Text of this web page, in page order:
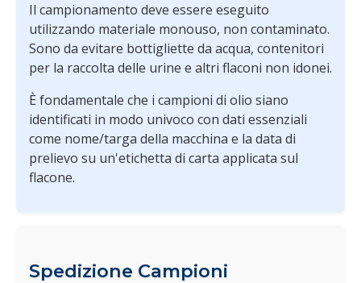
Il campionamento deve essere eseguito
utilizzando materiale monouso, non contaminato.
Sono da evitare bottigliette da acqua, contenitori
per la raccolta delle urine e altri flaconi non idonei.
È fondamentale che i campioni di olio siano
identificati in modo univoco con dati essenziali
come nome/targa della macchina e la data di
prelievo su un'etichetta di carta applicata sul
flacone.
Spedizione Campioni